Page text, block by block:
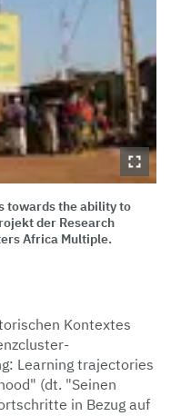
towards the ability to
der Research
Africa Multiple.
Kontextes
Learning trajectories
(dt. "Seinen
in Bezug auf